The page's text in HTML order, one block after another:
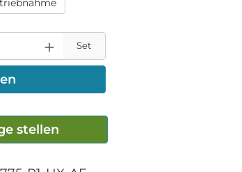
Set
stellen